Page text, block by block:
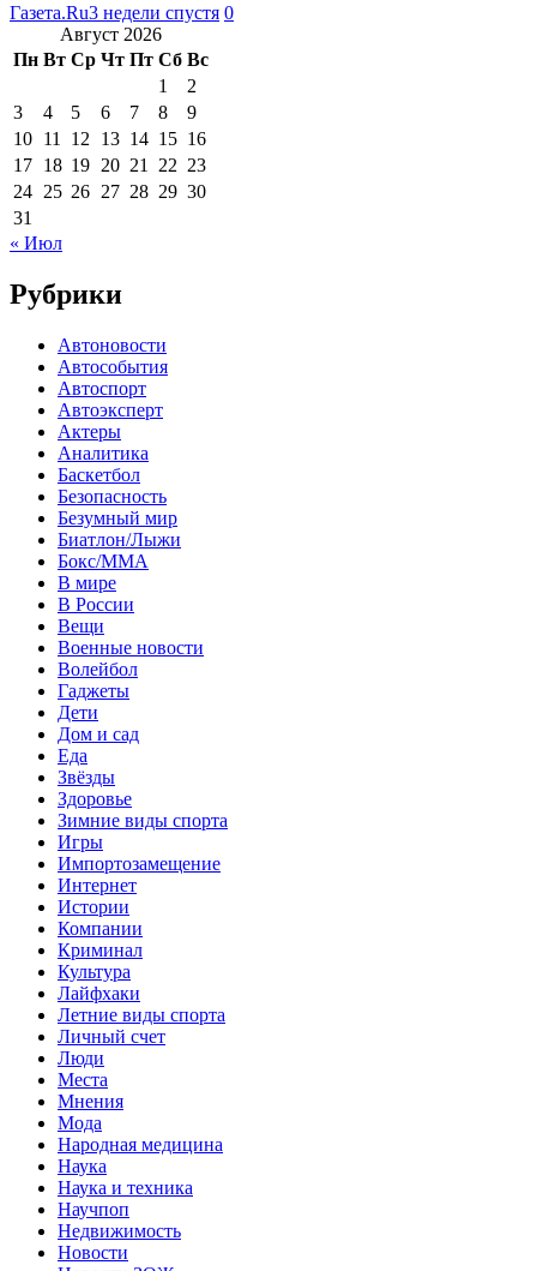
Газета.Ru3 недели спустя 0
Август 2026
Пн Вт Ср Чт Пт Сб Вс
1
2
3
4 5 6 7 8
9
10 11 12 13 14 15 16
17 18 19 20 21 22 23
24 25 26 27 28 29 30
31
« Июл
Рубрики
Автоновости
Автособытия
Автоспорт
Автоэксперт
Актеры
Аналитика
Баскетбол
Безопасность
Безумный мир
Биатлон/Лыжи
Бокс/MMA
В мире
В России
Вещи
Военные новости
Волейбол
Гаджеты
Дети
Дом и сад
Еда
Звёзды
Здоровье
Зимние виды спорта
Игры
Импортозамещение
Интернет
Истории
Компании
Криминал
Культура
Лайфхаки
Летние виды спорта
Личный счет
Люди
Места
Мнения
Мода
Народная медицина
Наука
Наука и техника
Научпоп
Недвижимость
Новости